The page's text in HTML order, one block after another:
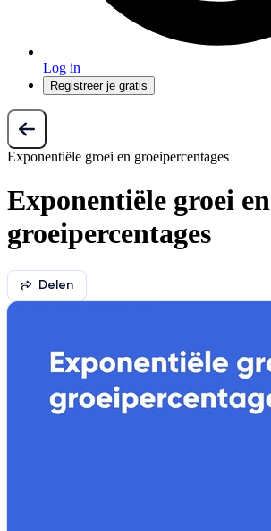
Log in
Registreer je gratis
Exponentiële groei en groeipercentages
Exponentiële groei en
groeipercentages
Delen